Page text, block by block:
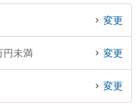
変更
円未満 変更
変更